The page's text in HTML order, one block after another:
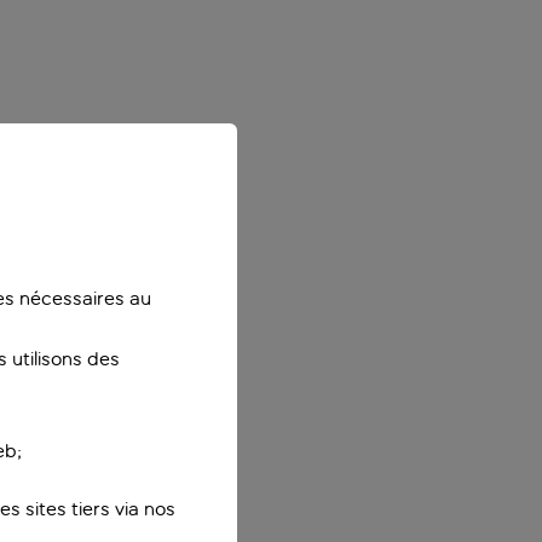
nécessaires au
utilisons des
sites tiers via nos